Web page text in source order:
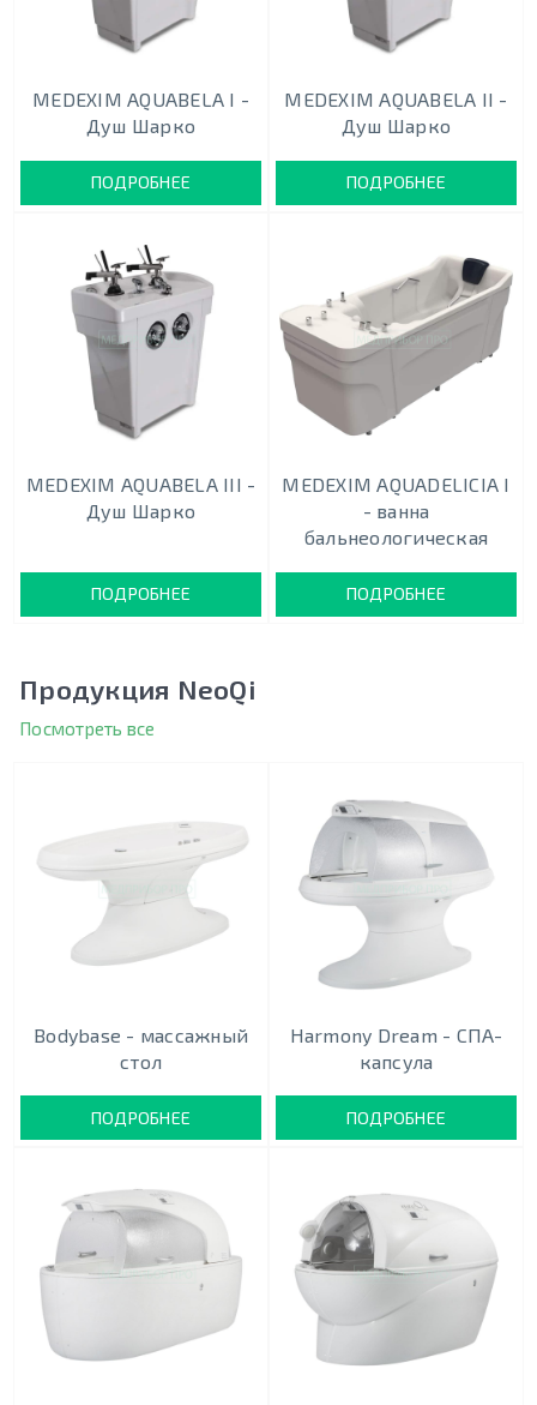
MEDEXIM AQUABELA I -
Душ Шарко
ПОДРОБНЕЕ
MEDEXIM AQUABELA II -
Душ Шарко
ПОДРОБНЕЕ
MEDEXIM AQUABELA III -
Душ Шарко
ПОДРОБНЕЕ
MEDEXIM AQUADELICIA I
- ванна
бальнеологическая
ПОДРОБНЕЕ
Продукция NeoQi
Посмотреть все
Bodybase - массажный
стол
ПОДРОБНЕЕ
Harmony Dream - СПА-
капсула
ПОДРОБНЕЕ